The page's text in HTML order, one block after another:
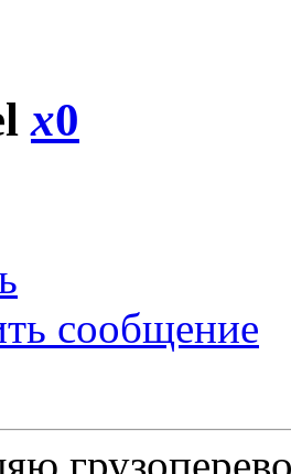
x0
сообщение